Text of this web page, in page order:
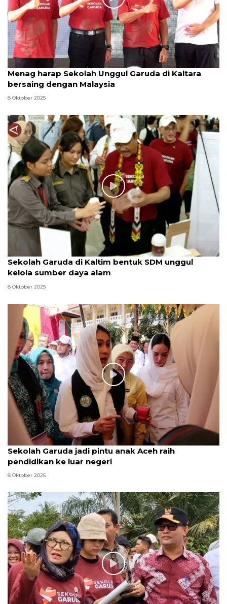
Menag harap Sekolah Unggul Garuda di Kaltara
bersaing dengan Malaysia
8 Oktober 2025
Sekolah Garuda di Kaltim bentuk SDM unggul
kelola sumber daya alam
8 Oktober 2025
Sekolah Garuda jadi pintu anak Aceh raih
pendidikan ke luar negeri
8 Oktober 2025